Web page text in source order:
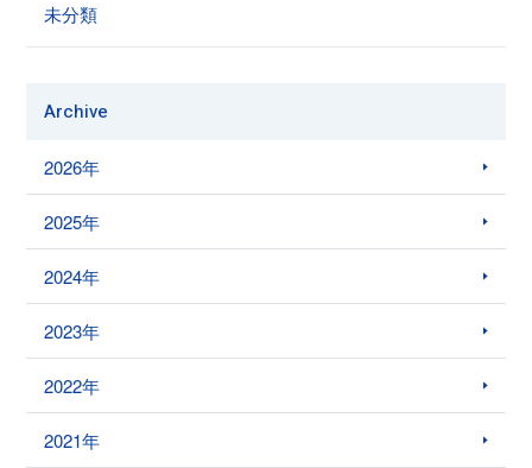
未分類
Archive
2026年
2025年
2024年
2023年
2022年
2021年